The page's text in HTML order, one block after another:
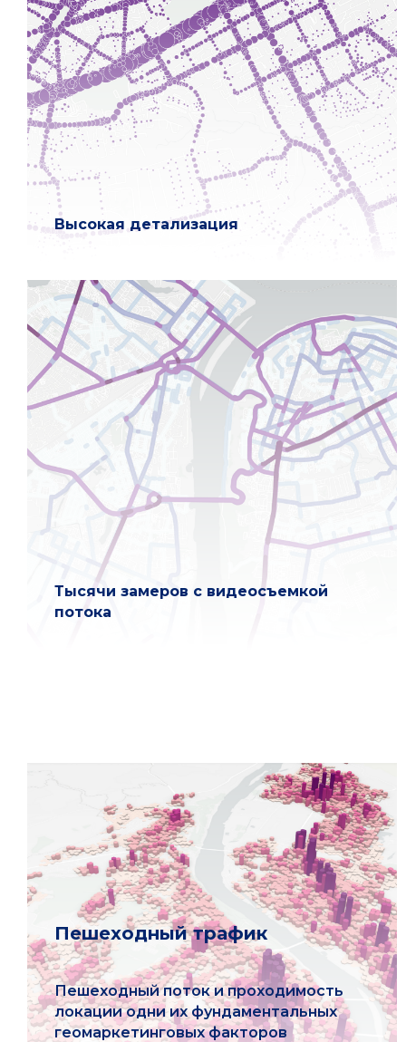
Высокая детализация
Тысячи замеров с видеосъемкой
потока
Пешеходный трафик
Пешеходный поток и проходимость
локации одни их фундаментальных
геомаркетинговых факторов